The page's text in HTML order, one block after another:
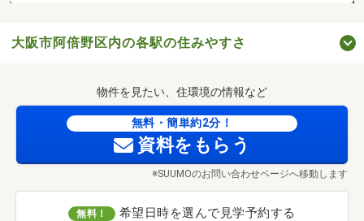
大阪市阿倍野区内の各駅の住みやすさ
物件を見たい、住環境の情報など
無料・簡単約2分！
資料をもらう
※SUUMOのお問い合わせページへ移動します
無料！ 希望日時を選んで見学予約する